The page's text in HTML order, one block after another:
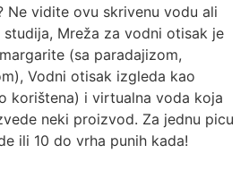
Ne vidite ovu skrivenu vodu ali
Mreža za vodni otisak je
(sa paradajizom,
Vodni otisak izgleda kao
korištena) i virtualna voda koja
neki proizvod. Za jednu picu
ili 10 do vrha punih kada!